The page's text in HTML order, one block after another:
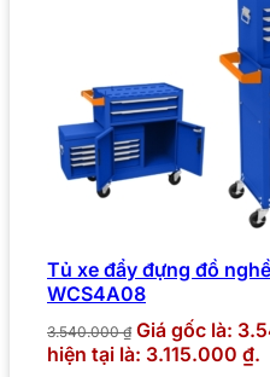
Tủ xe đẩy đựng đồ
WCS4A08
3.540.000₫ Giá gốc là:
hiện tại là: 3.115.000 ₫.